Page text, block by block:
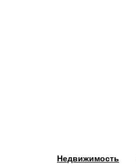
Недвижимость